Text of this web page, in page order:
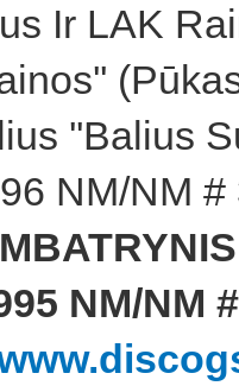
Ir LAK
''Balius
NM/NM #
NM/NM